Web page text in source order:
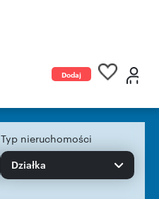
Dodaj
Typ nieruchomości
Działka